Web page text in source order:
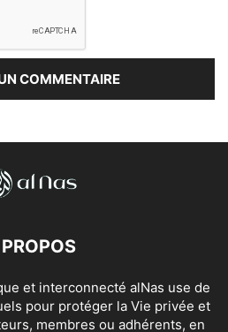
et interconnecté alNas use de
pour protéger la Vie privée et
membres ou adhérents, en